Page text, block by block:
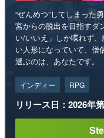
“ぜんめつ”してしまった
宮からの脱出を目指すダ
い/いいえ」しか喋れず
い人形になっていて、僧
選ぶのは、あなたです。
インディー RPG
リリース日：2026年